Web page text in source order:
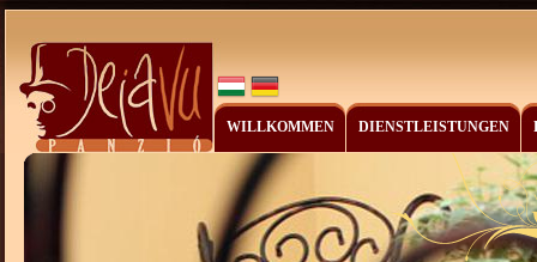
WILLKOMMEN DIENSTLEISTUNGEN